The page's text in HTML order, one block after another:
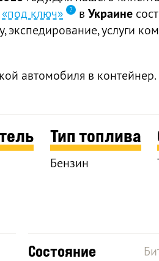
«под ключ» в Украине
услуги
автомобиля в контейнер.
Тип топлива
Бензин
Состояние